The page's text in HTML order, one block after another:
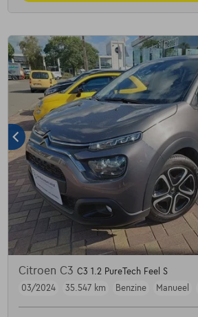
Citroen C3 C3 1.2 PureTech Feel S
03/2024
35.547 km Benzine Manueel